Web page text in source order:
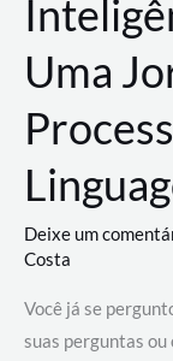
Uma
Deixe um
Costa
Você já se
suas perguntas ou